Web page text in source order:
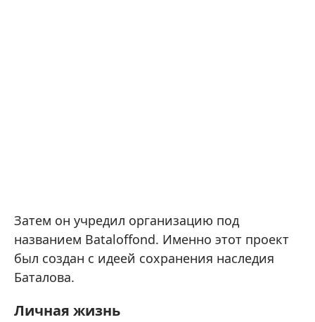
Затем он учредил организацию под
названием Bataloffond. Именно этот проект
был создан с идеей сохранения наследия
Баталова.
Личная жизнь